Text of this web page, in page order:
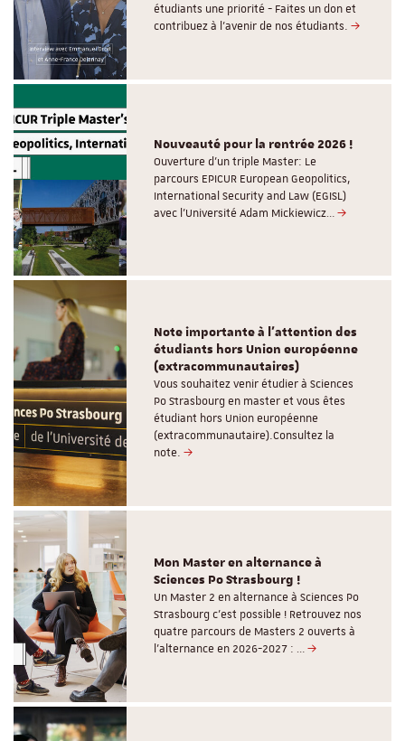
étudiants une priorité - Faites un don et
contribuez à l’avenir de nos étudiants.
Nouveauté pour la rentrée 2026 !
Ouverture d'un triple Master: Le
parcours EPICUR European Geopolitics,
International Security and Law (EGISL)
avec l’Université Adam Mickiewicz…
Note importante à l'attention des
étudiants hors Union européenne
(extracommunautaires)
Vous souhaitez venir étudier à Sciences
Po Strasbourg en master et vous êtes
étudiant hors Union européenne
(extracommunautaire).Consultez la
note.
Mon Master en alternance à
Sciences Po Strasbourg !
Un Master 2 en alternance à Sciences Po
Strasbourg c'est possible ! Retrouvez nos
quatre parcours de Masters 2 ouverts à
l'alternance en 2026-2027 : …